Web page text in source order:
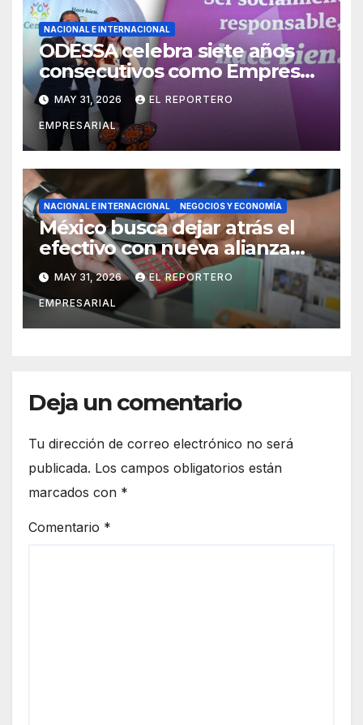
NACIONAL E INTERNACIONAL
ODESSA celebra siete años
consecutivos como Empresa
Socialmente Responsable
MAY 31, 2026 EL REPORTERO
EMPRESARIAL
NACIONAL E INTERNACIONAL NEGOCIOS Y ECONOMÍA
México busca dejar atrás el
efectivo con nueva alianza
entre banca y empresas
MAY 31, 2026 EL REPORTERO
EMPRESARIAL
Deja un comentario
Tu dirección de correo electrónico no será
publicada. Los campos obligatorios están
marcados con *
Comentario *